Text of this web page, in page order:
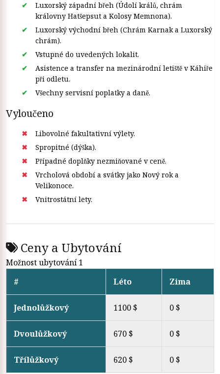
Luxorský západní břeh (Údolí králů, chrám
královny Hatšepsut a Kolosy Memnona).
Luxorský východní břeh (Chrám Karnak a Luxorský
chrám).
Vstupné do uvedených lokalit.
Asistence a transfer na mezinárodní letiště v Káhiře
při odletu.
Všechny servisní poplatky a daně.
Vyloučeno
Libovolné fakultativní výlety.
Spropitné (dýška).
Případné doplňky nezmiňované v ceně.
Vrcholová období a svátky jako Nový rok a
Velikonoce.
Vnitrostátní lety.
Ceny a Ubytování
Možnost ubytování 1
#
Léto Zima
Jednolůžkový 1100 $ 0 $
Dvoulůžkový 670 $ 0 $
Třílůžkový 620 $ 0 $